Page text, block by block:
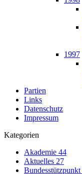
1997
Partien
Links
Datenschutz
Impressum
Kategorien
Akademie 44
Aktuelles 27
Bundesstützpunkt